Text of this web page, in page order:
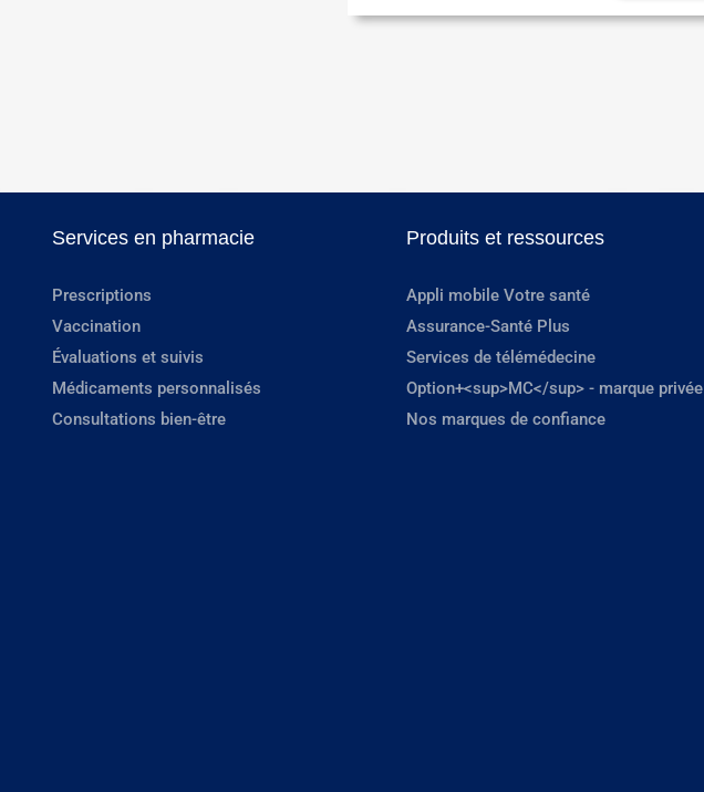
Services en pharmacie
Prescriptions
Vaccination
Évaluations et suivis
Médicaments personnalisés
Consultations bien-être
Produits et ressources
Appli mobile Votre santé
Assurance-Santé Plus
Services de télémédecine
Option+<sup>MC</sup> - marque privée
Nos marques de confiance